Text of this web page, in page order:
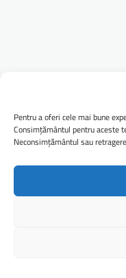
Pentru a oferi cele mai bune
Consimțământul pentru aceste
Neconsimțământul sau